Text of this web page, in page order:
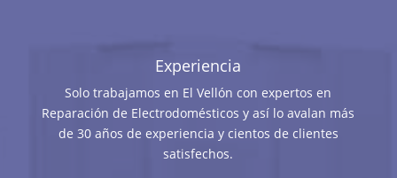
Experiencia
Solo trabajamos en El Vellón con expertos en
Reparación de Electrodomésticos y así lo avalan más
de 30 años de experiencia y cientos de clientes
satisfechos.